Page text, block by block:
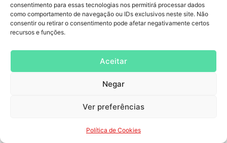
consentimento para essas tecnologias nos permitirá processar dados
como comportamento de navegação ou IDs exclusivos neste site. Não
consentir ou retirar o consentimento pode afetar negativamente certos
recursos e funções.
Aceitar
Negar
Ver preferências
Política de Cookies
Se você deseja aprender mais sobre tráfego pago, existem
diversos recursos disponíveis online e offline. Aqui estão algumas
sugestões:
Cursos online:Existem diversos cursos online sobre
tráfego pago, como os cursos da Udemy, Coursera e
Hotmart.
Diversos blogs e sites especializados
tráfego pago, como o blog da AGNC Publicidade
Canais do YouTube:Diversos canais do YouTube